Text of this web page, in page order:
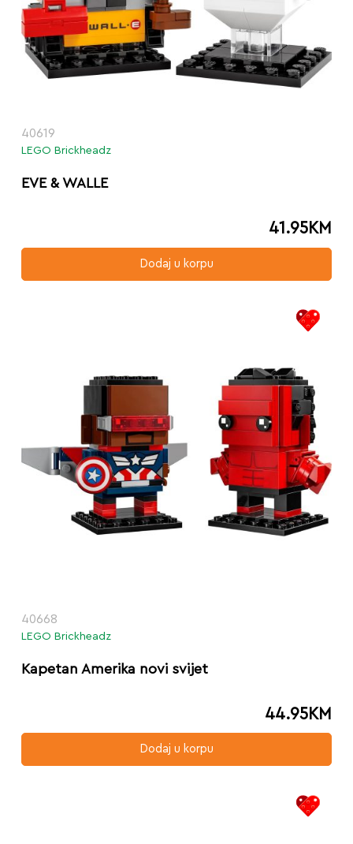
40619
LEGO Brickheadz
EVE & WALLE
41.95KM
Dodaj u korpu
40668
LEGO Brickheadz
Kapetan Amerika novi svijet
44.95KM
Dodaj u korpu